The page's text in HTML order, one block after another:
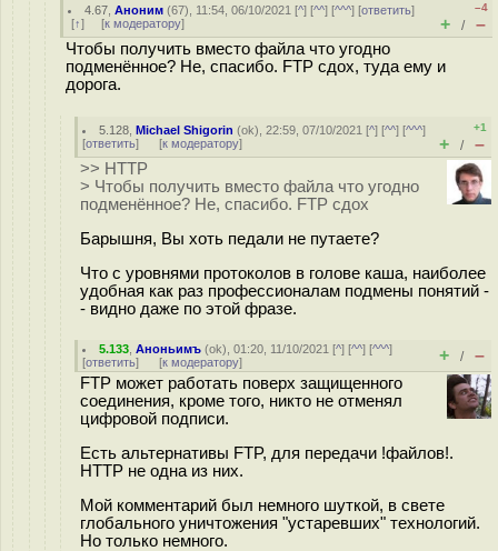
4.67 ,Аноним (67), 11:54, 06/10/2021 [^] [^^] [^^^] [ответить]
[↑] [к модератору]
–4
+ / –
Чтобы получить вместо файла что угодно
подменённое? Не, спасибо. FTP сдох, туда ему и
дорога.
5.128 ,Michael Shigorin (ok), 22:59, 07/10/2021 [^] [^^] [^^^]
[ответить] [к модератору]
+1
+ / –
>> HTTP
> Чтобы получить вместо файла что угодно
подменённое? Не, спасибо. FTP сдох
Барышня, Вы хоть педали не путаете?
Что с уровнями протоколов в голове каша, наиболее
удобная как раз профессионалам подмены понятий -
- видно даже по этой фразе.
5.133 ,Аноньимъ (ok), 01:20, 11/10/2021 [^] [^^] [^^^]
[ответить] [к модератору] + / –
FTP может работать поверх защищенного
соединения, кроме того, никто не отменял
цифровой подписи.
Есть альтернативы FTP, для передачи !файлов!.
HTTP не одна из них.
Мой комментарий был немного шуткой, в свете
глобального уничтожения "устаревших" технологий.
Но только немного.